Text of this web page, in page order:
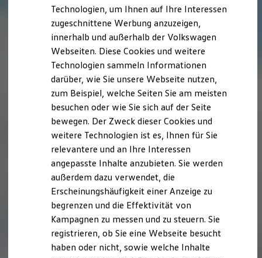
Laden Zuhause
Ladestationen finden
Ladezeitensimulator
Batterie
Sicherheit
Nachhaltigkeit
Technologie
Kosten und Kauf
Verbrauchskosten
Kaufoptionen
E-Auto-Förderung
Software und Konnektivität
Die ID. Software 6
ID. Software Versionen und Updates
Digitale Extras
Schnittstellen zu Ihrem ID.
Marke und Erlebnis
Volkswagen R und R Experience
R-Modelle
R Experience
Driving Experience
Volkswagen entdecken
Technologien, um Ihnen auf Ihre Interessen
zugeschnittene Werbung anzuzeigen,
innerhalb und außerhalb der Volkswagen
Webseiten. Diese Cookies und weitere
Technologien sammeln Informationen
darüber, wie Sie unsere Webseite nutzen,
zum Beispiel, welche Seiten Sie am meisten
besuchen oder wie Sie sich auf der Seite
bewegen. Der Zweck dieser Cookies und
weitere Technologien ist es, Ihnen für Sie
relevantere und an Ihre Interessen
angepasste Inhalte anzubieten. Sie werden
außerdem dazu verwendet, die
Erscheinungshäufigkeit einer Anzeige zu
begrenzen und die Effektivität von
Kampagnen zu messen und zu steuern. Sie
registrieren, ob Sie eine Webseite besucht
haben oder nicht, sowie welche Inhalte